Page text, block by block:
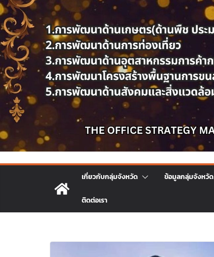
เกี่ยวกับกลุ่มจังหวัด ข้อมูลกลุ่มจังหวัด
ติดต่อเรา